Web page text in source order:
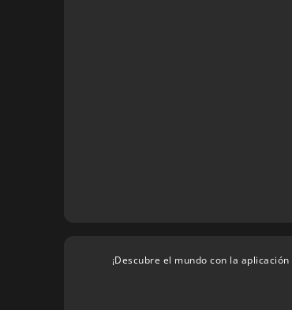
¡Descubre el mundo con la